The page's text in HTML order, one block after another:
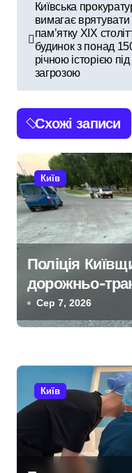
і
г
а
ц
і
я
а
п
с
і
Київська
вимагає врятувати
пам’ятку XIX
будинок з понад
річною історією під
загрозою
Схожі записи
Київ
Поліція
дорожньо-
селі Щербаки
Сер 7, 2026
Київ